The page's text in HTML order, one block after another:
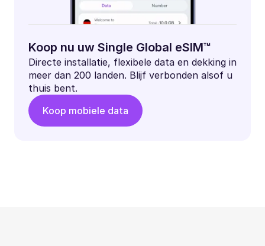
Koop nu uw Single Global eSIM™
Directe installatie, flexibele data en dekking in
meer dan 200 landen. Blijf verbonden alsof u
thuis bent.
Koop mobiele data